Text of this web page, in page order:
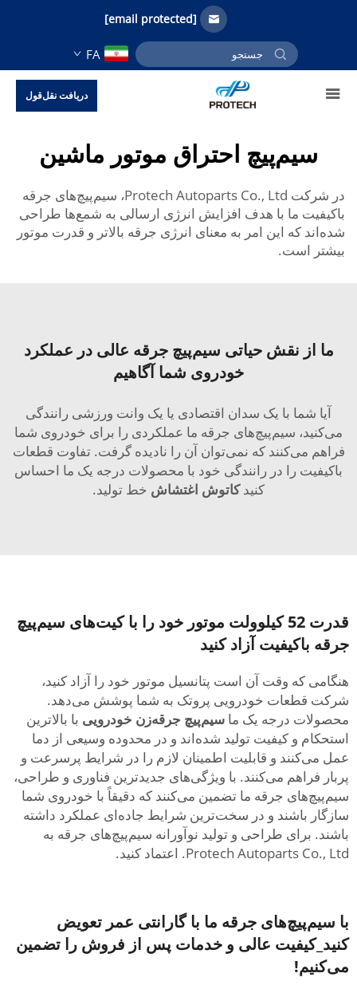
[email protected]
FA
دریافت نقل‌قول
سیم‌پیچ احتراق موتور ماشین
در شرکت Protech Autoparts Co., Ltd، سیم‌پیچ‌های جرقه
باکیفیت ما با هدف افزایش انرژی ارسالی به شمع‌ها طراحی
شده‌اند که این امر به معنای انرژی جرقه بالاتر و قدرت موتور
بیشتر است.
ما از نقش حیاتی سیم‌پیچ جرقه عالی در عملکرد
خودروی شما آگاهیم
آیا شما با یک سدان اقتصادی یا یک وانت ورزشی رانندگی
می‌کنید، سیم‌پیچ‌های جرقه ما عملکردی را برای خودروی شما
فراهم می‌کنند که نمی‌توان آن را نادیده گرفت. تفاوت قطعات
باکیفیت را در رانندگی خود با محصولات درجه یک ما احساس
کنیدکاتوش اغتشاش خط تولید.
قدرت 52 کیلوولت موتور خود را با کیت‌های سیم‌پیچ
جرقه باکیفیت آزاد کنید
هنگامی که وقت آن است پتانسیل موتور خود را آزاد کنید،
شرکت قطعات خودرویی پروتک به شما پوشش می‌دهد.
محصولات درجه یک ما سیم‌پیچ جرقه‌زن خودرویی با بالاترین
استحکام و کیفیت تولید شده‌اند و در محدوده وسیعی از دما
عمل می‌کنند و قابلیت اطمینان لازم را در شرایط پرسرعت و
پربار فراهم می‌کنند. با ویژگی‌های جدیدترین فناوری و طراحی،
سیم‌پیچ‌های جرقه ما تضمین می‌کنند که دقیقاً با خودروی شما
سازگار باشند و در سخت‌ترین شرایط جاده‌ای عملکرد داشته
باشند. برای طراحی و تولید نوآورانه سیم‌پیچ‌های جرقه به
Protech Autoparts Co., Ltd. اعتماد کنید.
با سیم‌پیچ‌های جرقه ما با گارانتی عمر تعویض
کنید_کیفیت عالی و خدمات پس از فروش را تضمین
می‌کنیم!